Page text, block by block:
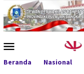
Loncat
ke
konten
Mobile
Beranda Nasional